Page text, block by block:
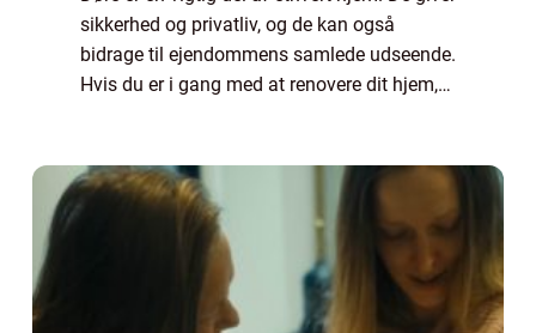
sikkerhed og privatliv, og de kan også
bidrage til ejendommens samlede udseende.
Hvis du er i gang med at renovere dit hjem,